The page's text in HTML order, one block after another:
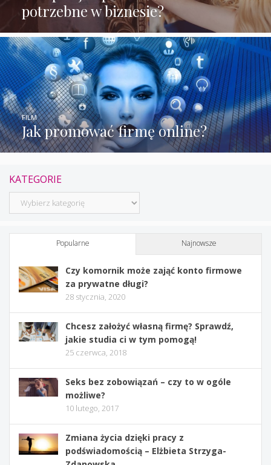
potrzebne w biznesie?
Jak promować firmę online?
FILM
KATEGORIE
Kategorie
Popularne Najnowsze
Czy komornik może zająć konto firmowe
za prywatne długi?
28 stycznia, 2020
Chcesz założyć własną firmę? Sprawdź,
jakie studia ci w tym pomogą!
25 czerwca, 2018
Seks bez zobowiązań – czy to w ogóle
możliwe?
10 lutego, 2017
Zmiana życia dzięki pracy z
podświadomością – Elżbieta Strzyga-